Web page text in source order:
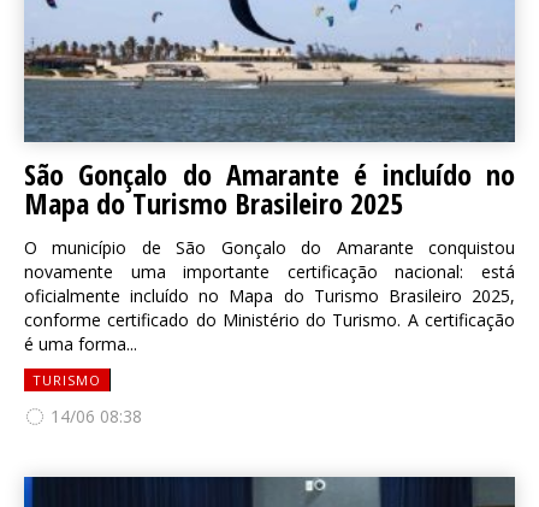
São Gonçalo do Amarante é incluído no
Mapa do Turismo Brasileiro 2025
O município de São Gonçalo do Amarante conquistou
novamente uma importante certificação nacional: está
oficialmente incluído no Mapa do Turismo Brasileiro 2025,
conforme certificado do Ministério do Turismo. A certificação
é uma forma...
TURISMO
14/06 08:38